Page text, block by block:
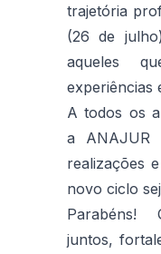
trajetória
(26 de
aqueles
experiências
A todos os
a ANAJUR
realizações
novo ciclo
Parabéns!
juntos,